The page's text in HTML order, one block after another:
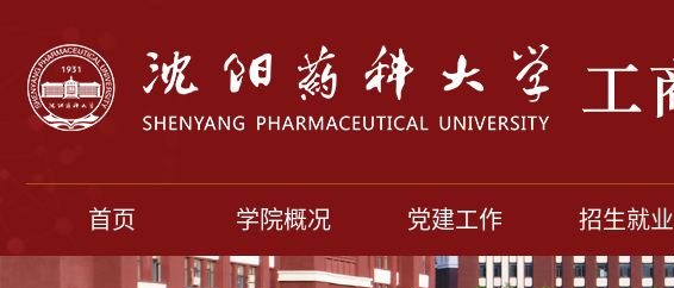
首页 学院概况 党建工作 招生就业